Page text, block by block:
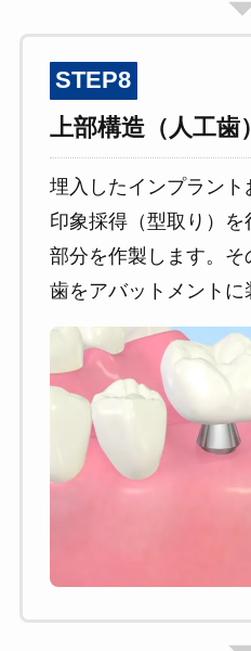
STEP8
上部構造（人工歯
埋入したインプラン
印象採得（型取り）
部分を作製します。そ
歯をアバットメントに